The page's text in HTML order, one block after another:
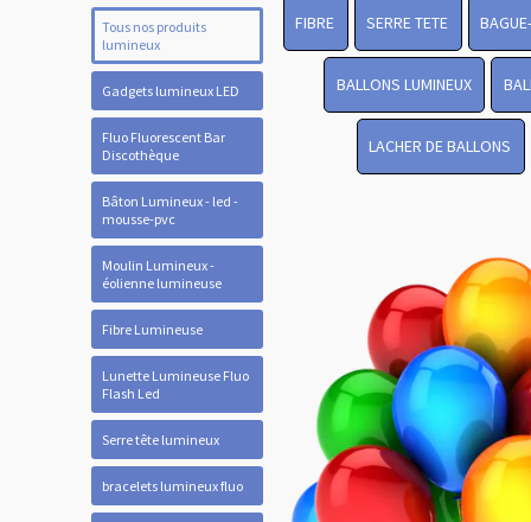
Tous nos produits
lumineux
Gadgets lumineux LED
Fluo Fluorescent Bar
Discothèque
Bâton Lumineux - led -
mousse-pvc
Moulin Lumineux -
éolienne lumineuse
Fibre Lumineuse
Lunette Lumineuse Fluo
Flash Led
Serre tête lumineux
bracelets lumineux fluo
FIBRE SERRE TETE
BALLONS LUMINEUX
LACHER DE BALLONS